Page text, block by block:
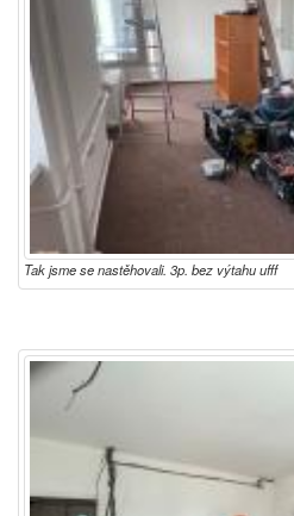
Tak jsme se nastěhovali. 3p. bez výtahu ufff